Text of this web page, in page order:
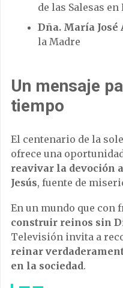
de las Salesas en
Dña. María José
la Madre
Un mensaje
tiempo
El centenario de la
ofrece una
reavivar la devoción
Jesús, fuente de
En un mundo que con
construir reinos sin
Televisión invita a
reinar
en la sociedad.